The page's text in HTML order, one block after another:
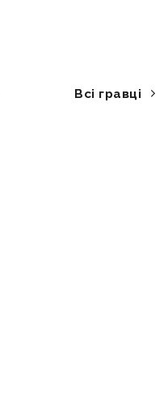
Всі гравці